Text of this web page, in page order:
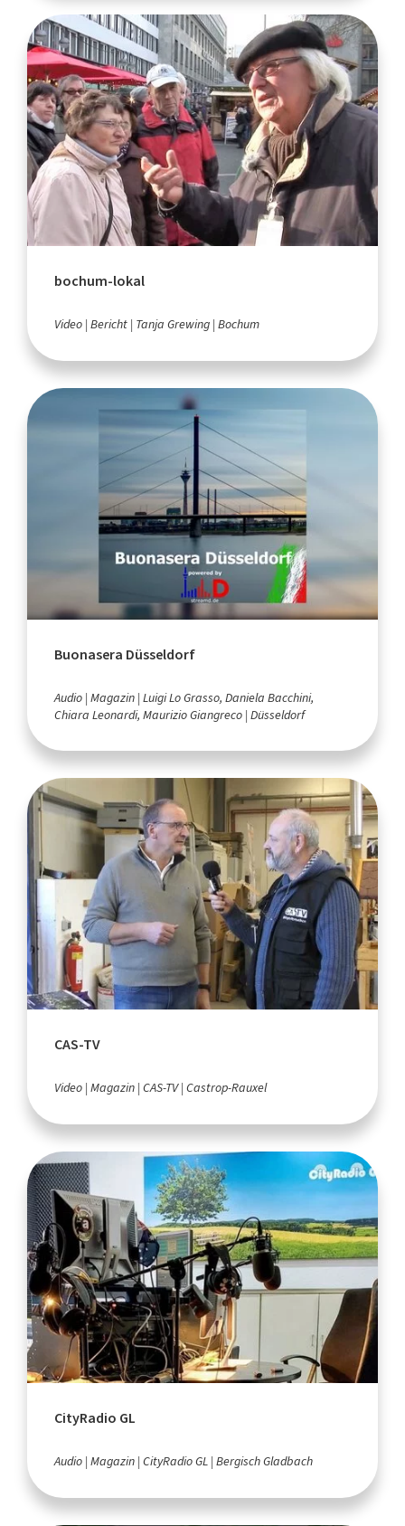
bochum-lokal
Video Bericht Tanja Grewing Bochum
Buonasera Düsseldorf
Audio Magazin Luigi Lo Grasso, Daniela Bacchini,
Chiara Leonardi, Maurizio Giangreco Düsseldorf
CAS-TV
Video Magazin CAS-TV Castrop-Rauxel
CityRadio GL
Audio Magazin CityRadio GL Bergisch Gladbach